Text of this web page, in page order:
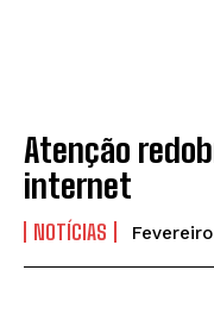
Atenção
internet
NOTÍCIAS